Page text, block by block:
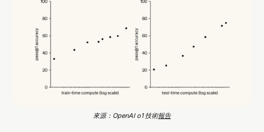
來源：OpenAI o1 技術報告